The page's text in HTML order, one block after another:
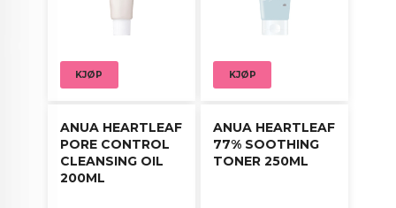
KJØP KJØP
ANUA HEARTLEAF
PORE CONTROL
CLEANSING OIL
200ML
ANUA HEARTLEAF
77% SOOTHING
TONER 250ML